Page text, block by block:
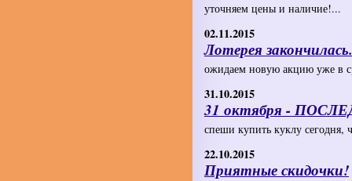
уточняем цены и наличие!...
02.11.2015
​Лотерея
ожидаем новую акцию уже в
31.10.2015
31 октября -
спеши купить куклу сегодня,
22.10.2015
Приятные скидочки!